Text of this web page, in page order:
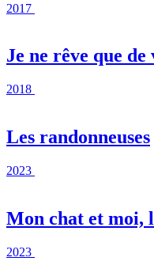
2017
Je ne rêve que de
2018
Les randonneuses
2023
Mon chat et moi,
2023